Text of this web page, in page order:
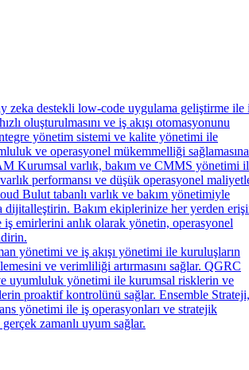
zeka destekli low-code uygulama geliştirme ile
oluşturulmasını ve iş akışı otomasyonunu
yönetim sistemi ve kalite yönetimi ile
ve operasyonel mükemmelliği sağlamasına
Kurumsal varlık, bakım ve CMMS yönetimi
performansı ve düşük operasyonel
Bulut tabanlı varlık ve bakım yönetimiyle
dijitalleştirin. Bakım ekiplerinize her yerden
iş emirlerini anlık olarak yönetin, operasyonel
yönetimi ve iş akışı yönetimi ile kuruluşların
ve verimliliği artırmasını sağlar. QGRC
uyumluluk yönetimi ile kurumsal risklerin ve
proaktif kontrolünü sağlar. Ensemble Strateji,
yönetimi ile iş operasyonları ve stratejik
gerçek zamanlı uyum sağlar.